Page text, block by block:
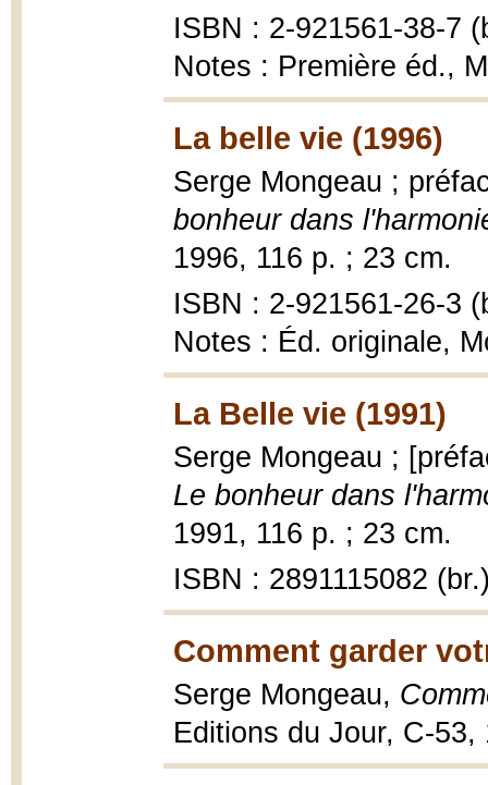
ISBN : 2-921561-38-7
Notes : Première éd.,
La belle vie (1996)
Serge Mongeau ;
bonheur dans
1996, 116 p. ; 23 cm.
ISBN : 2-921561-26-3
Notes : Éd. originale,
La Belle vie (1991)
Serge Mongeau ;
Le bonheur dans
1991, 116 p. ; 23 cm.
ISBN : 2891115082
Comment garder
Serge Mongeau,
Editions du Jour, C-